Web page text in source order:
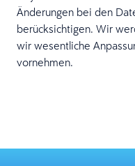
Änderungen bei den
berücksichtigen. Wir
wir wesentliche
vornehmen.